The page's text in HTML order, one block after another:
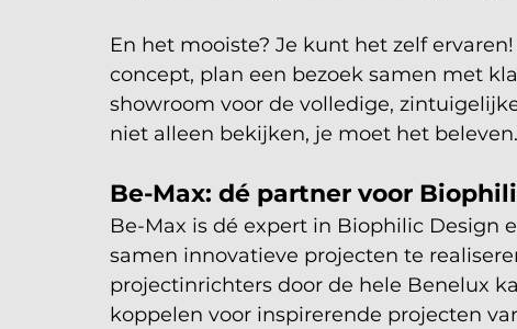
En het mooiste? Je kunt het zelf
concept, plan een bezoek samen met
showroom voor de volledige,
niet alleen bekijken, je moet het beleven.
Be-Max: dé partner voor
Be-Max is dé expert in Biophilic Design
samen innovatieve projecten te
projectinrichters door de hele Benelux
koppelen voor inspirerende projecten